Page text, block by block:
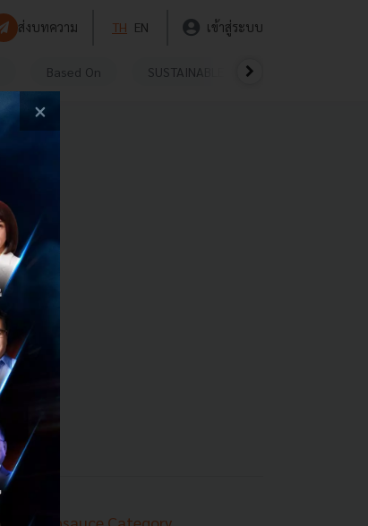
ส่งบทความ TH EN เข้าสู่ระบบ
Based On SUSTAINABLE
×